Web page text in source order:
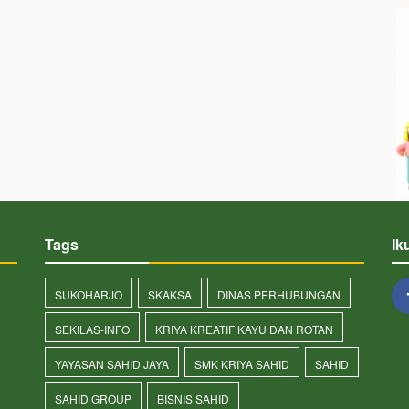
Tags
SUKOHARJO SKAKSA DINAS PERHUBUNGAN
SEKILAS-INFO KRIYA KREATIF KAYU DAN ROTAN
YAYASAN SAHID JAYA SMK KRIYA SAHID SAHID
SAHID GROUP BISNIS SAHID